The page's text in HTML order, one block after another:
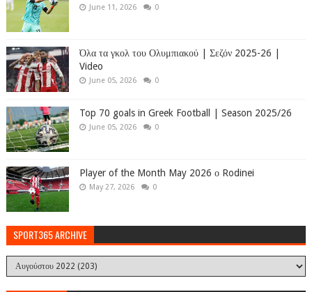
June 11, 2026 0
Όλα τα γκολ του Ολυμπιακού | Σεζόν 2025-26 |
Video
June 05, 2026 0
Top 70 goals in Greek Football | Season 2025/26
June 05, 2026 0
Player of the Month May 2026 ο Rodinei
May 27, 2026 0
SPORT365 ARCHIVE